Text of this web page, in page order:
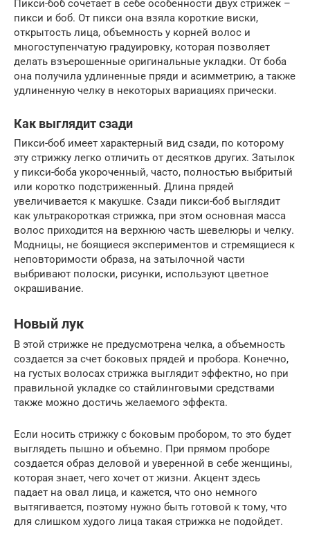
Пикси-боб сочетает в себе особенности двух стрижек –
пикси и боб. От пикси она взяла короткие виски,
открытость лица, объемность у корней волос и
многоступенчатую градуировку, которая позволяет
делать взъерошенные оригинальные укладки. От боба
она получила удлиненные пряди и асимметрию, а также
удлиненную челку в некоторых вариациях прически.
Как выглядит сзади
Пикси-боб имеет характерный вид сзади, по которому
эту стрижку легко отличить от десятков других. Затылок
у пикси-боба укороченный, часто, полностью выбритый
или коротко подстриженный. Длина прядей
увеличивается к макушке. Сзади пикси-боб выглядит
как ультракороткая стрижка, при этом основная масса
волос приходится на верхнюю часть шевелюры и челку.
Модницы, не боящиеся экспериментов и стремящиеся к
неповторимости образа, на затылочной части
выбривают полоски, рисунки, используют цветное
окрашивание.
Новый лук
В этой стрижке не предусмотрена челка, а объемность
создается за счет боковых прядей и пробора. Конечно,
на густых волосах стрижка выглядит эффектно, но при
правильной укладке со стайлинговыми средствами
также можно достичь желаемого эффекта.
Если носить стрижку с боковым пробором, то это будет
выглядеть пышно и объемно. При прямом проборе
создается образ деловой и уверенной в себе женщины,
которая знает, чего хочет от жизни. Акцент здесь
падает на овал лица, и кажется, что оно немного
вытягивается, поэтому нужно быть готовой к тому, что
для слишком худого лица такая стрижка не подойдет.